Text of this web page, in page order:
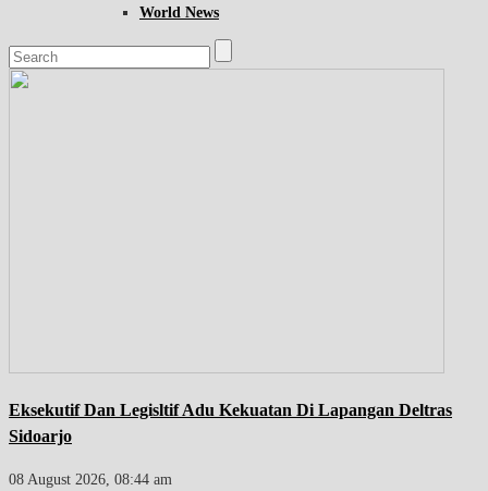
World News
Eksekutif Dan Legisltif Adu Kekuatan Di Lapangan Deltras
Sidoarjo
08 August 2026, 08:44 am